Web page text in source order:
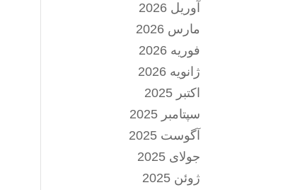
آوریل 2026
مارس 2026
فوریه 2026
ژانویه 2026
اکتبر 2025
سپتامبر 2025
آگوست 2025
جولای 2025
ژوئن 2025